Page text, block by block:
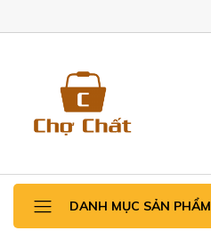
DANH MỤC SẢN PHẨM